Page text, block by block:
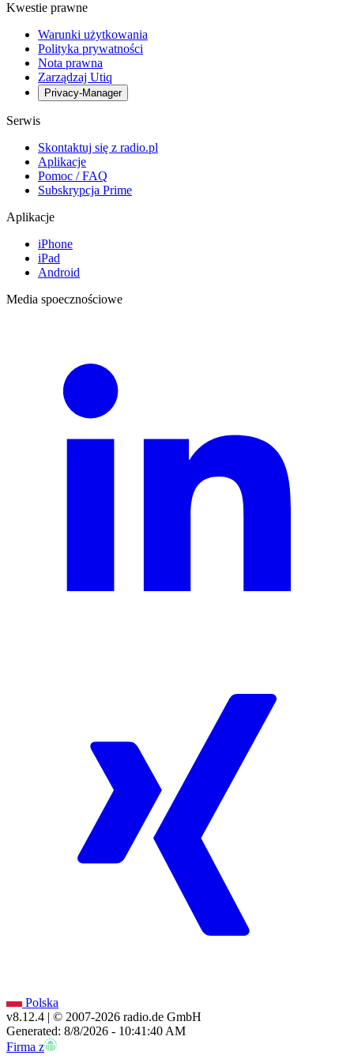
Kwestie prawne
Warunki użytkowania
Polityka prywatności
Nota prawna
Zarządzaj Utiq
Privacy-Manager
Serwis
Skontaktuj się z radio.pl
Aplikacje
Pomoc / FAQ
Subskrypcja Prime
Aplikacje
iPhone
iPad
Android
Media spoecznościowe
Polska
v8.12.4 | © 2007-2026 radio.de GmbH
Generated: 8/8/2026 - 10:41:40 AM
Firma z